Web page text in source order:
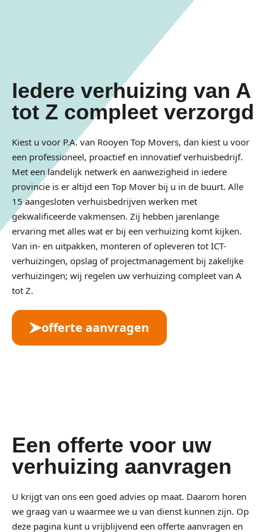
Iedere verhuizing van A
tot Z compleet verzorgd
Kiest u voor P.A. van Rooyen Top Movers, dan kiest u voor
een professioneel, proactief en innovatief verhuisbedrijf.
Met een landelijk netwerk en aanwezigheid in iedere
provincie is er altijd een Top Mover bij u in de buurt. Alle
15 aangesloten verhuisbedrijven werken met
gekwalificeerde vakmensen. Zij hebben jarenlange
ervaring met alles wat er bij een verhuizing komt kijken.
Van in- en uitpakken, monteren of opleveren tot ICT-
verhuizingen, opslag of projectmanagement bij zakelijke
verhuizingen; wij regelen uw verhuizing compleet van A
tot Z.
offerte aanvragen
Een offerte voor uw
verhuizing aanvragen
U krijgt van ons een goed advies op maat. Daarom horen
we graag van u waarmee we u van dienst kunnen zijn. Op
deze pagina kunt u vrijblijvend een offerte aanvragen en